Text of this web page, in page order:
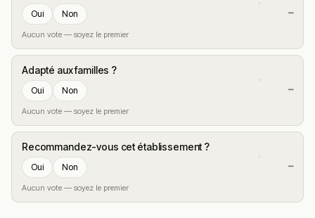
Oui Non
Aucun vote — soyez le premier
—
Adapté aux familles ?
Oui Non
Aucun vote — soyez le premier
—
Recommandez-vous cet établissement ?
Oui Non
Aucun vote — soyez le premier
—